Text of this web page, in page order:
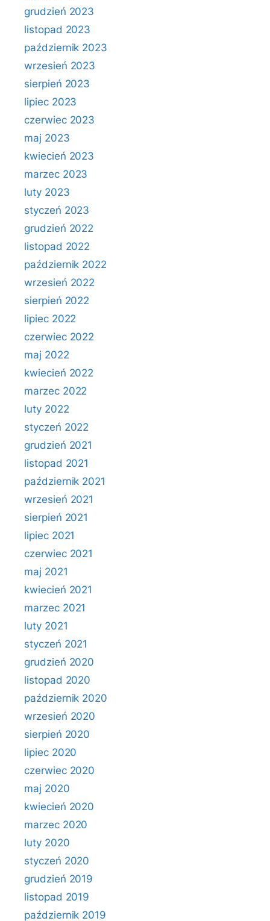
grudzień 2023
listopad 2023
październik 2023
wrzesień 2023
sierpień 2023
lipiec 2023
czerwiec 2023
maj 2023
kwiecień 2023
marzec 2023
luty 2023
styczeń 2023
grudzień 2022
listopad 2022
październik 2022
wrzesień 2022
sierpień 2022
lipiec 2022
czerwiec 2022
maj 2022
kwiecień 2022
marzec 2022
luty 2022
styczeń 2022
grudzień 2021
listopad 2021
październik 2021
wrzesień 2021
sierpień 2021
lipiec 2021
czerwiec 2021
maj 2021
kwiecień 2021
marzec 2021
luty 2021
styczeń 2021
grudzień 2020
listopad 2020
październik 2020
wrzesień 2020
sierpień 2020
lipiec 2020
czerwiec 2020
maj 2020
kwiecień 2020
marzec 2020
luty 2020
styczeń 2020
grudzień 2019
listopad 2019
październik 2019